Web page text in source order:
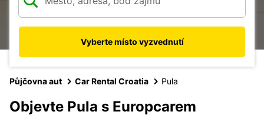
Vyberte místo vyzvednutí
Půjčovna aut Car Rental Croatia Pula
Objevte Pula s Europcarem